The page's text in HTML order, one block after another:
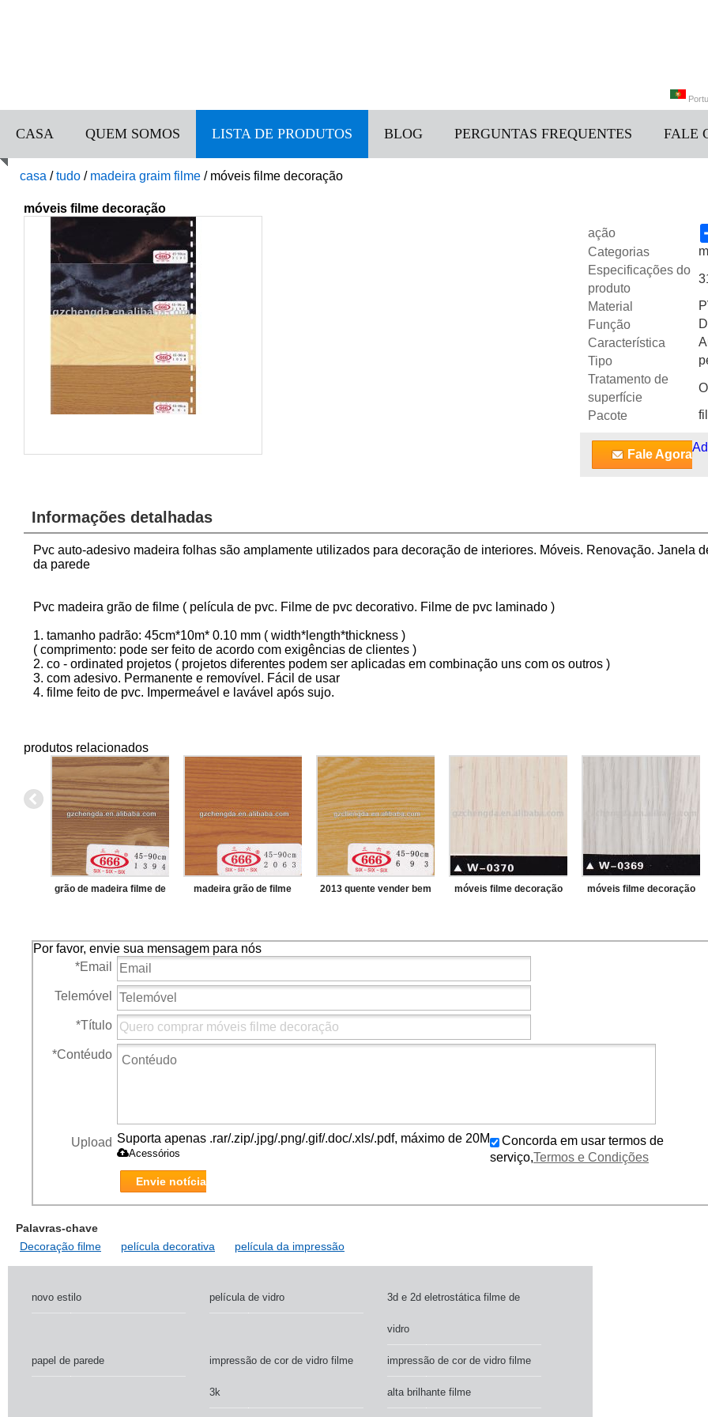
中文
CASA QUEM SOMOS LISTA DE PRODUTOS BLOG PERGUNTAS FREQUENTES FALE
casa /tudo / madeira graim filme / móveis filme decoração
móveis filme decoração
ação
Categorias
Especificações do
produto
Material
Função
Característica
Tipo
Tratamento de
superfície
Pacote
Fale Agora
Informações detalhadas
Pvc auto-adesivo madeira folhas são amplamente utilizados para decoração de interiores. Móveis. Renovação. Janela
da parede
Pvc madeira grão de filme ( película de pvc. Filme de pvc decorativo. Filme de pvc laminado )
1. tamanho padrão: 45cm*10m* 0.10 mm ( width*length*thickness )
( comprimento: pode ser feito de acordo com exigências de clientes )
2. co - ordinated projetos ( projetos diferentes podem ser aplicadas em combinação uns com os outros )
3. com adesivo. Permanente e removível. Fácil de usar
4. filme feito de pvc. Impermeável e lavável após sujo.
produtos relacionados
grão de madeira filme de madeira grão de filme 2013 quente vender bem móveis filme decoração móveis filme decoração
Por favor, envie sua mensagem para nós
*Email
Telemóvel
*Título
*Contéudo
Upload Suporta apenas .rar/.zip/.jpg/.png/.gif/.doc/.xls/.pdf, máximo de 20M
Acessórios
Concorda em usar termos de
serviço,Termos e Condições
Envie notícia
Palavras-chave
Decoração filme
película decorativa película da impressão
novo estilo película de vidro 3d e 2d eletrostática filme de
vidro
papel de parede impressão de cor de vidro filme
3k
impressão de cor de vidro filme
alta brilhante filme